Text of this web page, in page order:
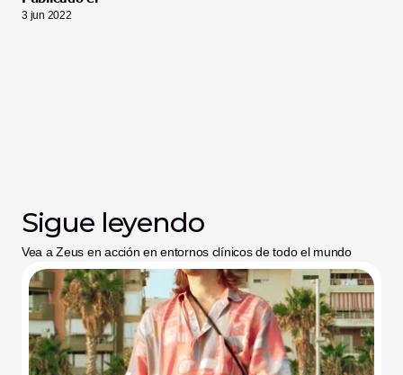
3 jun 2022
Sigue leyendo
Vea a Zeus en acción en entornos clínicos de todo el mundo